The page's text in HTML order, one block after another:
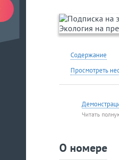
Содержание
Просмотреть
Читать
О номере